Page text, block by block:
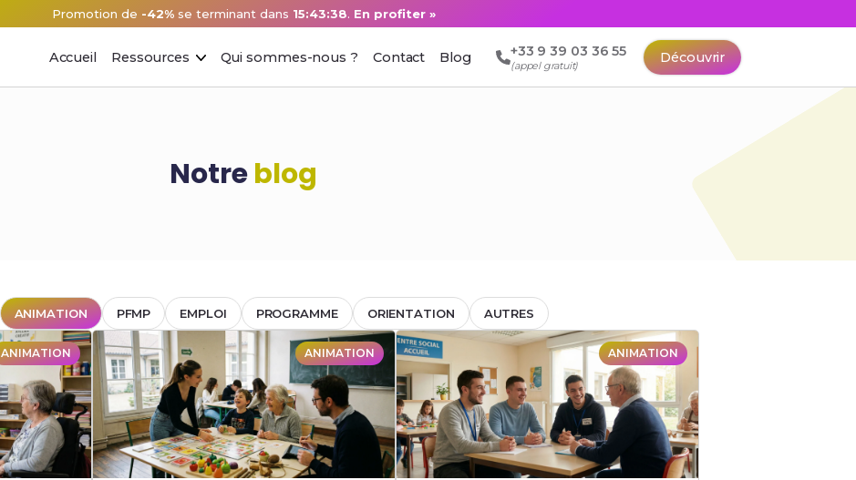
Promotion de -42%se terminant dans 15:43:38. En profiter »
Accueil Ressources Qui sommes-nous ? Contact Blog +33 9 39 03 36 55
(appel gratuit)
Découvrir
Notreblog
ANIMATION PFMP EMPLOI PROGRAMME ORIENTATION AUTRES
ANIMATION ANIMATION ANIMATION